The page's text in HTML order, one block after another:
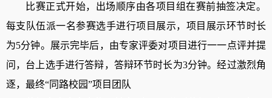
比赛正式开始，出场顺序由各项目组在赛前抽签决定。
每支队伍派一名参赛选手进行项目展示，项目展示环节时长
为5分钟。展示完毕后， 由专家评委对项目进行一一点评并提
问，台上选手进行答辩，答辩环节时长为3分钟。经过激烈角
逐， 最终“同路校园”项目团队